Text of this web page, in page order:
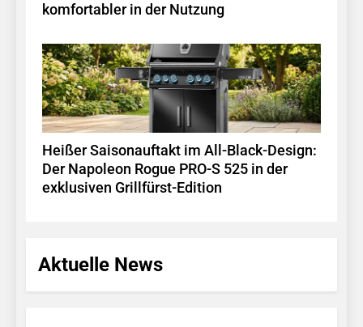
komfortabler in der Nutzung
Heißer Saisonauftakt im All-Black-Design:
Der Napoleon Rogue PRO-S 525 in der
exklusiven Grillfürst-Edition
Aktuelle News